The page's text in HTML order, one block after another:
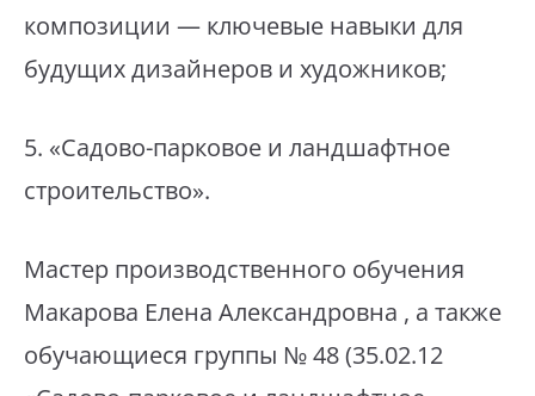
композиции — ключевые навыки для
будущих дизайнеров и художников;
⁣5. «Садово-парковое и ландшафтное
строительство».
⁣Мастер производственного обучения
Макарова Елена Александровна , а также
обучающиеся группы № 48 (35.02.12